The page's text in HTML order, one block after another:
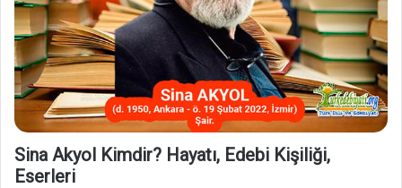
Sina Akyol Kimdir? Hayatı, Edebi Kişiliği,
Eserleri